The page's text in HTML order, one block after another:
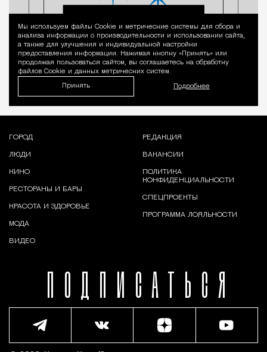
Уведомление
Мы используем файлы Сookie и метрические системы для сбора и
анализа информации о производительности и использовании сайта,
а также для улучшения и индивидуальной настройки
предоставления информации. Нажимая кнопку «Принять» или
продолжая пользоваться сайтом, вы соглашаетесь на обработку
файлов Cookie и данных метрических систем.
Принять Подробнее
ПОДПИСАТЬСЯ
ГОРОД
ЛЮДИ
КИНО
РЕСТОРАНЫ И БАРЫ
КРАСОТА И ЗДОРОВЬЕ
МОДА
ВИДЕО
РЕДАКЦИЯ
ВАКАНСИИ
ПОЛИТИКА
КОНФИДЕНЦИАЛЬНОСТИ
СПЕЦПРОЕКТЫ
ПРОГРАММА ЛОЯЛЬНОСТИ